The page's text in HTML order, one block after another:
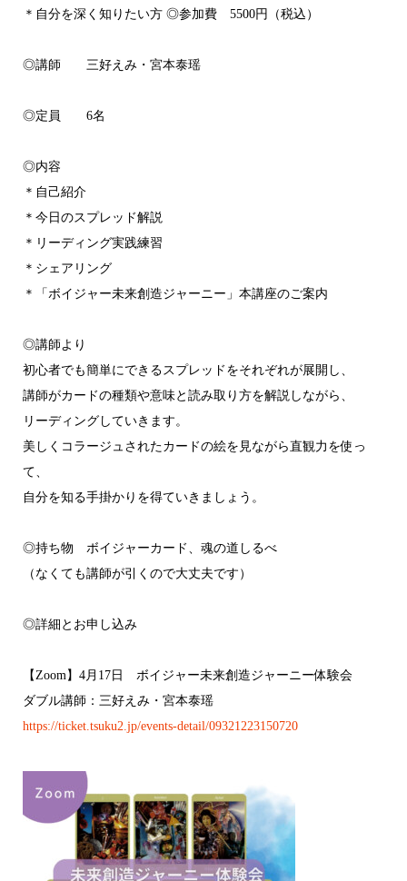
＊自分を深く知りたい方 ◎参加費 5500円（税込）
◎講師 三好えみ・宮本泰瑶
◎定員 6名
◎内容
＊自己紹介
＊今日のスプレッド解説
＊リーディング実践練習
＊シェアリング
＊「ボイジャー未来創造ジャーニー」本講座のご案内
◎講師より
初心者でも簡単にできるスプレッドをそれぞれが展開し、
講師がカードの種類や意味と読み取り方を解説しながら、
リーディングしていきます。
美しくコラージュされたカードの絵を見ながら直観力を使っ
て、
自分を知る手掛かりを得ていきましょう。
◎持ち物 ボイジャーカード、魂の道しるべ
（なくても講師が引くので大丈夫です）
◎詳細とお申し込み
【Zoom】4月17日 ボイジャー未来創造ジャーニー体験会
ダブル講師：三好えみ・宮本泰瑶
https://ticket.tsuku2.jp/events-detail/09321223150720